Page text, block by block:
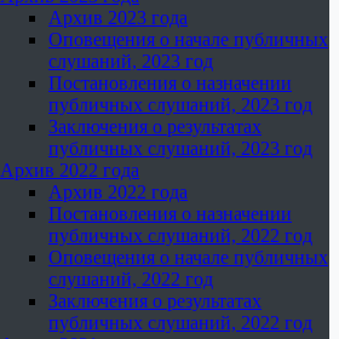
Архив 2023 года
Оповещения о начале публичных
слушаний, 2023 год
Постановления о назначении
публичных слушаний, 2023 год
Заключения о результатах
публичных слушаний, 2023 год
Архив 2022 года
Архив 2022 года
Постановления о назначении
публичных слушаний, 2022 год
Оповещения о начале публичных
слушаний, 2022 год
Заключения о результатах
публичных слушаний, 2022 год